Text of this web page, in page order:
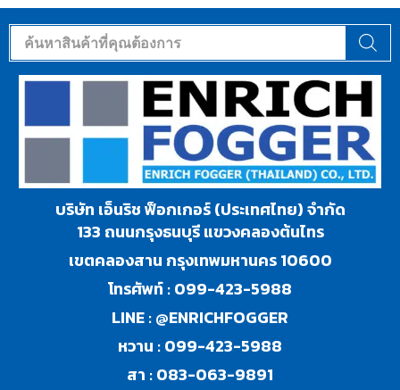
บริษัท เอ็นริช ฟ็อกเกอร์ (ประเทศไทย) จำกัด
133 ถนนกรุงธนบุรี แขวงคลองต้นไทร
เขตคลองสาน กรุงเทพมหานคร 10600
โทรศัพท์ :099-423-5988
LINE :@ENRICHFOGGER
หวาน :099-423-5988
สา :083-063-9891